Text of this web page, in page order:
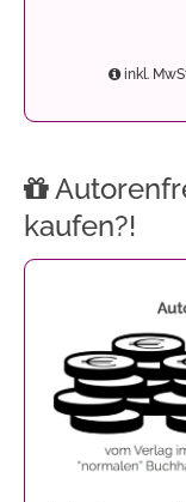
inkl.
kaufen?!